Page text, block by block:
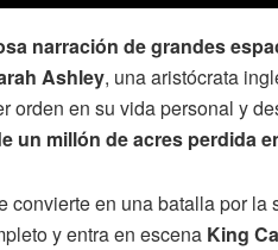
narración de grandes
Ashley, una aristócrata
orden en su vida personal y
un millón de acres perdida
convierte en una batalla por la
y entra en escena King